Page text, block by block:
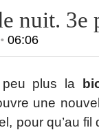
Papillon de
Poecilocampa
Bombyx du
janvier
mars 2017
décembre
février
janvier
nuit. 3e
06:06
plus la
une
pour qu’au